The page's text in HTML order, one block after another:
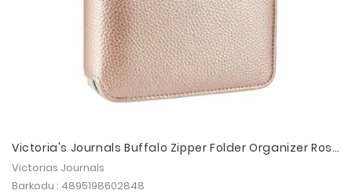
Victoria's Journals Buffalo Zipper Folder Organizer Rose
Gold 14.8x21cm
Victorias Journals
Barkodu : 4895198602848